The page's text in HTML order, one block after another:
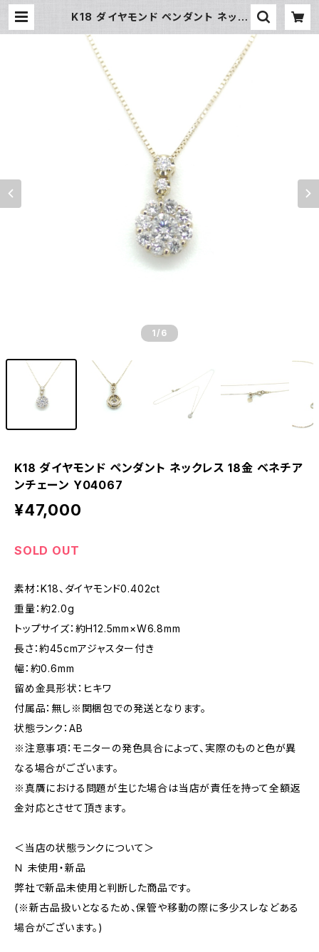
K18 ダイヤモンド ペンダント ネック
67 | 大和屋質店 前橋三俣店
1 /6
K18 ダイヤモンド ペンダント ネックレス 18金 ベネチア
ンチェーン Y04067
¥47,000
SOLD OUT
素材：K18、ダイヤモンド0.402ct
重量：約2.0g
トップサイズ：約H12.5mm×W6.8mm
長さ：約45cmアジャスター付き
幅：約0.6mm
留め金具形状：ヒキワ
付属品：無し※関梱包での発送となります。
状態ランク：AB
※注意事項：モニターの発色具合によって、実際のものと色が異
なる場合がございます。
※真贋における問題が生じた場合は当店が責任を持って全額返
金対応とさせて頂きます。
＜当店の状態ランクについて＞
Ｎ 未使用・新品
弊社で新品未使用と判断した商品です。
(※新古品扱いとなるため、保管や移動の際に多少スレなどある
場合がございます。)